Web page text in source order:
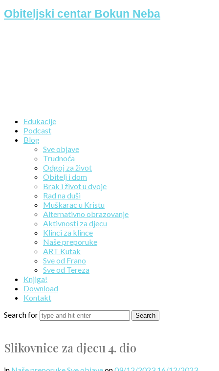
Obiteljski centar Bokun Neba
Edukacije
Podcast
Blog
Sve objave
Trudnoća
Odgoj za život
Obitelj i dom
Brak i život u dvoje
Rad na duši
Muškarac u Kristu
Alternativno obrazovanje
Aktivnosti za djecu
Klinci za klince
Naše preporuke
ART Kutak
Sve od Frano
Sve od Tereza
Knjiga!
Download
Kontakt
Search for
Slikovnice za djecu 4. dio